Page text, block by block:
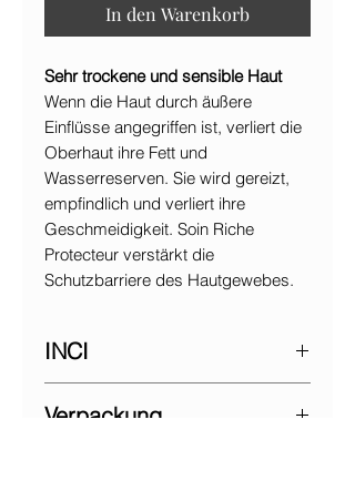
In den Warenkorb
Sehr trockene und sensible Haut
Wenn die Haut durch äußere
Einflüsse angegriffen ist, verliert die
Oberhaut ihre Fett und
Wasserreserven. Sie wird gereizt,
empfindlich und verliert ihre
Geschmeidigkeit. Soin Riche
Protecteur verstärkt die
Schutzbarriere des Hautgewebes.
INCI
(Hazel) seed oil*, Elaeis guineensis
Verpackung